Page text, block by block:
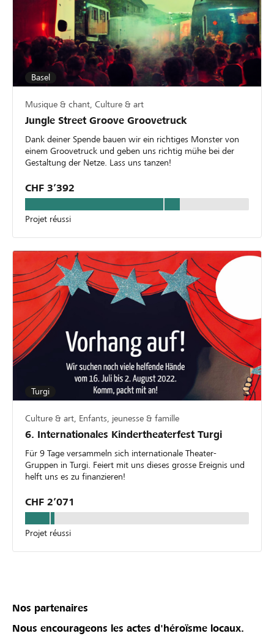
Basel
Musique & chant, Culture & art
Jungle Street Groove Groovetruck
Dank deiner Spende bauen wir ein richtiges Monster von
einem Groovetruck und geben uns richtig mühe bei der
Gestaltung der Netze. Lass uns tanzen!
CHF 3’392
Projet réussi
Turgi
Culture & art, Enfants, jeunesse & famille
6. Internationales Kindertheaterfest Turgi
Für 9 Tage versammeln sich internationale Theater-
Gruppen in Turgi. Feiert mit uns dieses grosse Ereignis und
helft uns es zu finanzieren!
CHF 2’071
Projet réussi
Nos partenaires
Nous encourageons les actes d'héroïsme locaux.